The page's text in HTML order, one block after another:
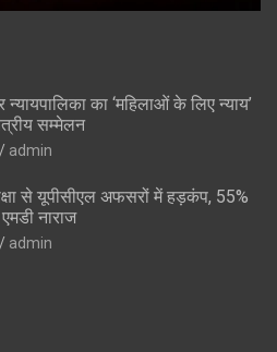
का ‘महिलाओं के लिए न्याय’
सम्मेलन
admin
से यूपीसीएल अफसरों में हड़कंप, 55%
नाराज
admin